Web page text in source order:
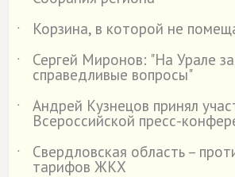
˙
Корзина, в которой не
˙
Сергей Миронов: "На Урале
справедливые вопросы"
˙
Андрей Кузнецов принял
Всероссийской пресс-
˙
Свердловская область –
тарифов ЖКХ